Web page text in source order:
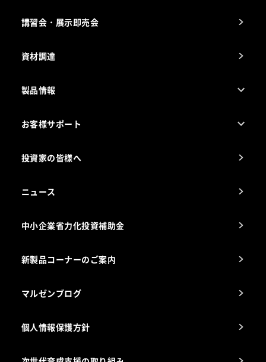
事業所一覧
講習会・展示即売会
資材調達
製品情報
電気・ガス別厨房機器
お客様サポート
アフターサービスお問合せ先
海外出店をご検討のお客様へ
投資家の皆様へ
ニュース
中小企業省力化投資補助金
新製品コーナーのご案内
マルゼンブログ
個人情報保護方針